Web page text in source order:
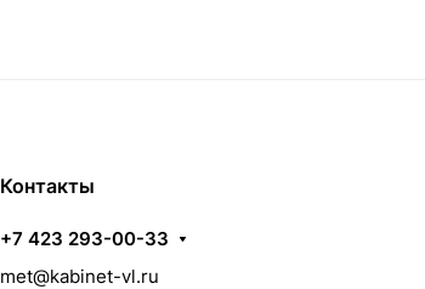
Контакты
+7 423 293-00-33
met@kabinet-vl.ru